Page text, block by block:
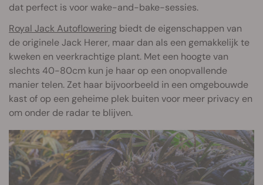
dat perfect is voor wake-and-bake-sessies.
Royal Jack Autoflowering biedt de eigenschappen van
de originele Jack Herer, maar dan als een gemakkelijk te
kweken en veerkrachtige plant. Met een hoogte van
slechts 40-80cm kun je haar op een onopvallende
manier telen. Zet haar bijvoorbeeld in een omgebouwde
kast of op een geheime plek buiten voor meer privacy en
om onder de radar te blijven.